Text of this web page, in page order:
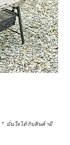
* มั่นใจได้กับสินค้ามี